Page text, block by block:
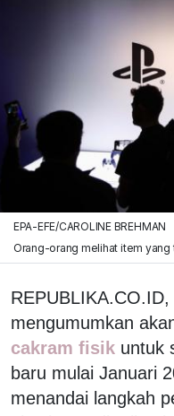
EPA-EFE/CAROLINE BREHMAN
Orang-orang melihat item
mengumumkan
cakram fisik untuk
baru mulai Januari
menandai langkah